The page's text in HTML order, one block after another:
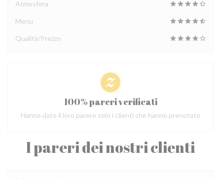
I pareri dei nostri clienti
Atmosfera
Menu
Qualità/Prezzo
100% pareri verificati
Hanno dato il loro parere solo i clienti che hanno prenotato